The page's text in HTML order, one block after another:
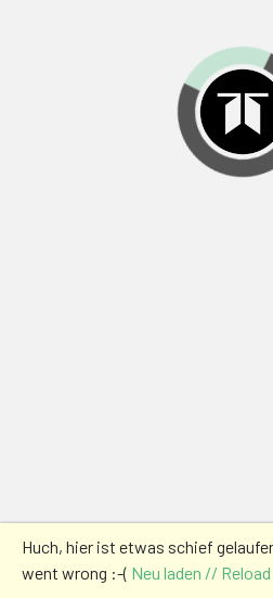
Huch, hier ist etwas schief
went wrong :-( Neu laden // Reload